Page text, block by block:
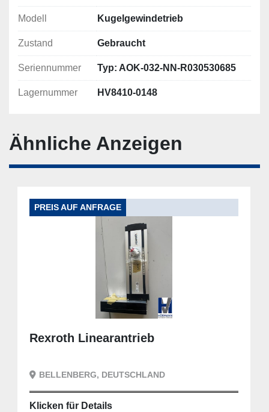
Modell Kugelgewindetrieb
Zustand Gebraucht
Seriennummer Typ: AOK-032-NN-R030530685
Lagernummer HV8410-0148
Ähnliche Anzeigen
PREIS AUF ANFRAGE
Rexroth Linearantrieb
BELLENBERG, DEUTSCHLAND
Klicken für Details